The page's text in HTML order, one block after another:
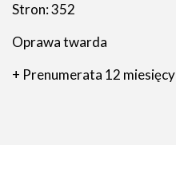
Stron: 352
Oprawa twarda
+ Prenumerata 12 miesięcy